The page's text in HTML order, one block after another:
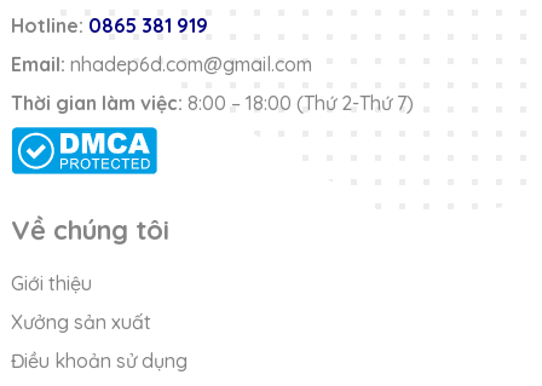
Hotline: 0865 381 919
Email: nhadep6d.com@gmail.com
Thời gian làm việc: 8:00 – 18:00 (Thứ 2-Thứ 7)
Về chúng tôi
Giới thiệu
Xưởng sản xuất
Điều khoản sử dụng